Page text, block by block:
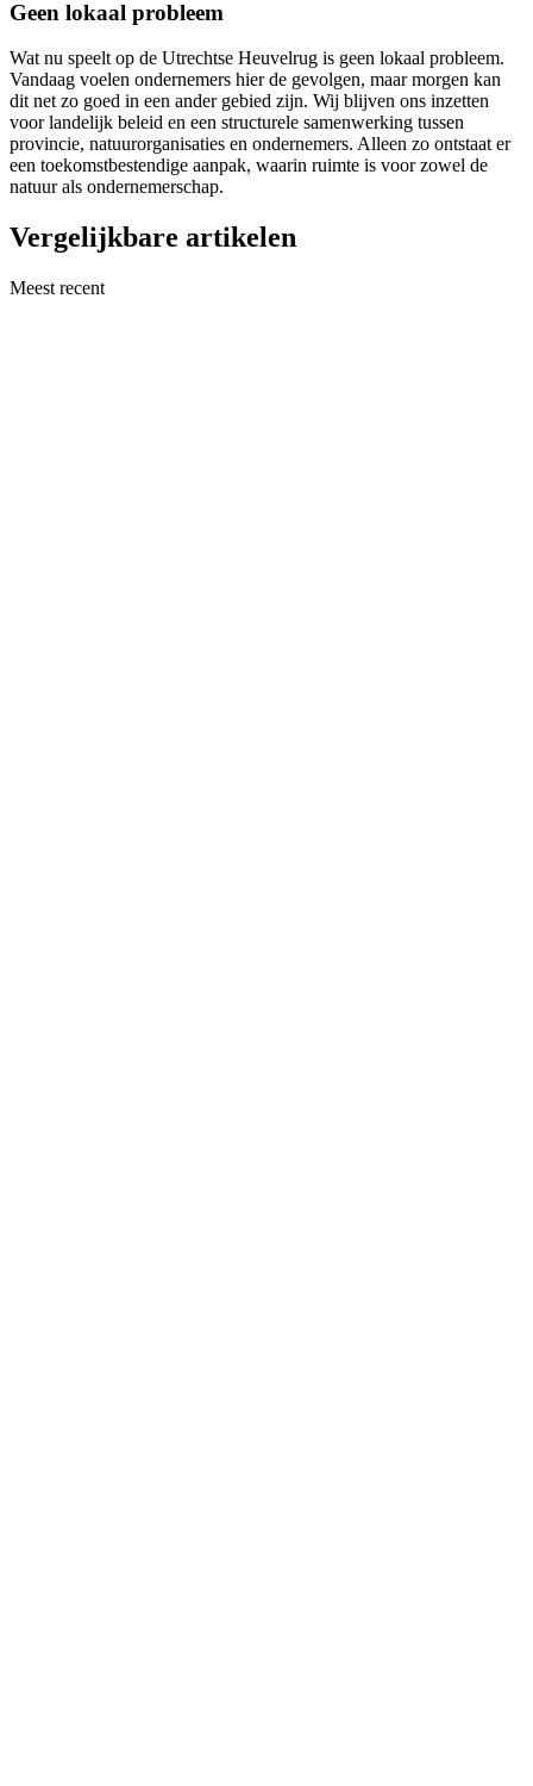
Geen lokaal probleem
Wat nu speelt op de Utrechtse Heuvelrug is geen lokaal probleem.
Vandaag voelen ondernemers hier de gevolgen, maar morgen kan
dit net zo goed in een ander gebied zijn. Wij blijven ons inzetten
voor landelijk beleid en een structurele samenwerking tussen
provincie, natuurorganisaties en ondernemers. Alleen zo ontstaat er
een toekomstbestendige aanpak, waarin ruimte is voor zowel de
natuur als ondernemerschap.
Vergelijkbare artikelen
Meest recent